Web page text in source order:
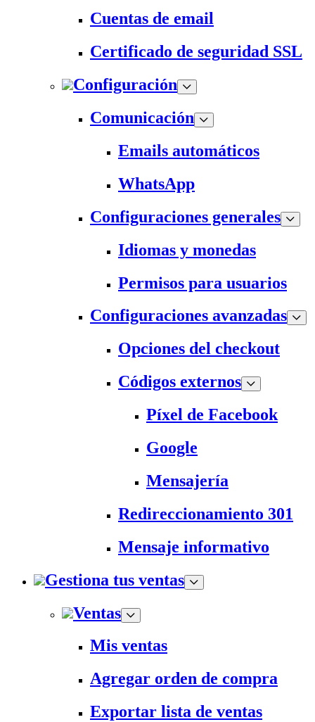
Cuentas de email
Certificado de seguridad SSL
Configuración
Comunicación
Emails automáticos
WhatsApp
Configuraciones generales
Idiomas y monedas
Permisos para usuarios
Configuraciones avanzadas
Opciones del checkout
Códigos externos
Píxel de Facebook
Google
Mensajería
Redireccionamiento 301
Mensaje informativo
Gestiona tus ventas
Ventas
Mis ventas
Agregar orden de compra
Exportar lista de ventas